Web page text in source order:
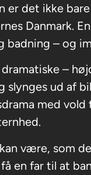
det ikke
Danmark.
– og
–
ud af
med
være, som
en far til at